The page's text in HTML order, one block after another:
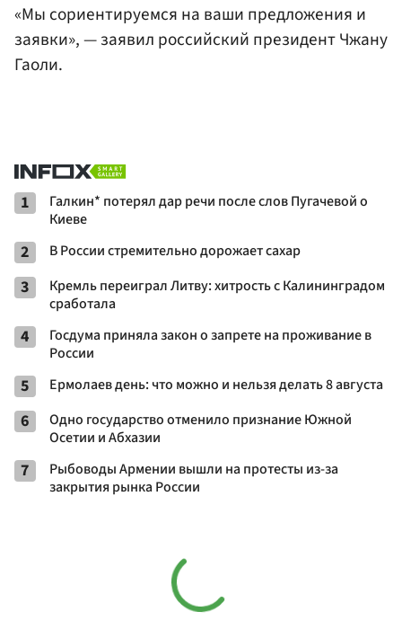
«Мы сориентируемся на ваши предложения и
заявки», — заявил российский президент Чжану
Гаоли.
1
Галкин* потерял дар речи после слов Пугачевой о
Киеве
2 В России стремительно дорожает сахар
3
Кремль переиграл Литву: хитрость с Калининградом
сработала
4
Госдума приняла закон о запрете на проживание в
России
5 Ермолаев день: что можно и нельзя делать 8 августа
6
Одно государство отменило признание Южной
Осетии и Абхазии
7
Рыбоводы Армении вышли на протесты из-за
закрытия рынка России